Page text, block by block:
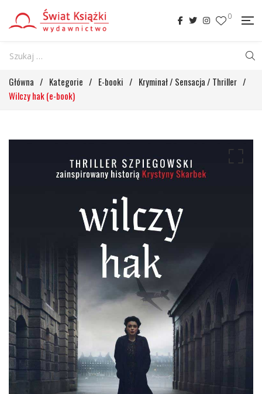
0
Główna / Kategorie / E-booki / Kryminał / Sensacja / Thriller /
Wilczy hak (e-book)